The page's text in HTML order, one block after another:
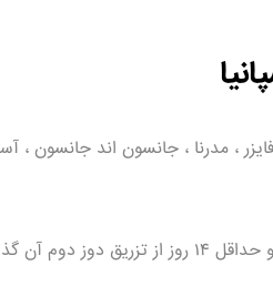
فایزر ، مدرنا ، جانسون اند جانسون ،
و حداقل ۱۴ روز از تزریق دوز دوم آن گذشته باشد